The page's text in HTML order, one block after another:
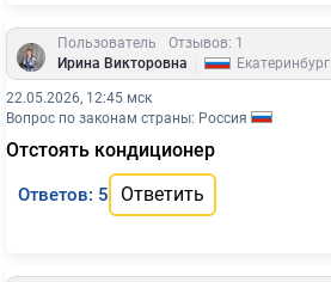
Пользователь
Отзывов: 1
Ирина Викторовна
Екатеринбург
22.05.2026, 12:45 мск
Вопрос по законам страны: Россия
Отстоять кондиционер
Ответов: 5 Ответить